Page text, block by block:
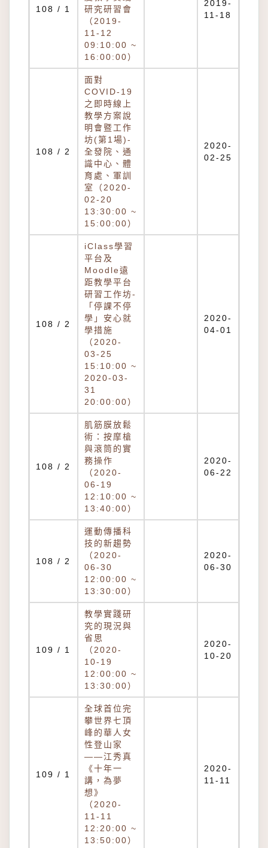
108 / 1
研究研習會
（2019-
11-12
09:10:00 ~
16:00:00）
2019-
11-18
108 / 2
面對
COVID-19
之即時線上
教學方案說
明會暨工作
坊(第1場)-
全發院、通
識中心、體
育處、軍訓
室（2020-
02-20
13:30:00 ~
15:00:00）
2020-
02-25
108 / 2
iClass學習
平台及
Moodle遠
距教學平台
研習工作坊-
「停課不停
學」安心就
學措施
（2020-
03-25
15:10:00 ~
2020-03-
31
20:00:00）
2020-
04-01
108 / 2
肌筋膜放鬆
術：按摩槍
與滾筒的實
務操作
（2020-
06-19
12:10:00 ~
13:40:00）
2020-
06-22
108 / 2
運動傳播科
技的新趨勢
（2020-
06-30
12:00:00 ~
13:30:00）
2020-
06-30
109 / 1
教學實踐研
究的現況與
省思
（2020-
10-19
12:00:00 ~
13:30:00）
2020-
10-20
109 / 1
全球首位完
攀世界七頂
峰的華人女
性登山家
——江秀真
《十年一
講，為夢
想》
（2020-
11-11
12:20:00 ~
13:50:00）
2020-
11-11